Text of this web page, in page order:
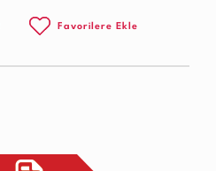
Favorilere Ekle